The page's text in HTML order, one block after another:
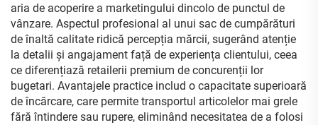
aria de acoperire a marketingului dincolo de punctul de
vânzare. Aspectul profesional al unui sac de cumpărături
de înaltă calitate ridică percepția mărcii, sugerând atenție
la detalii și angajament față de experiența clientului, ceea
ce diferențiază retailerii premium de concurenții lor
bugetari. Avantajele practice includ o capacitate superioară
de încărcare, care permite transportul articolelor mai grele
fără întindere sau rupere, eliminând necesitatea de a folosi